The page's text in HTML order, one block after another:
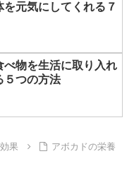
元気にしてくれる７
べ物を生活に取り入れ
５つの方法
果
アボカドの栄養